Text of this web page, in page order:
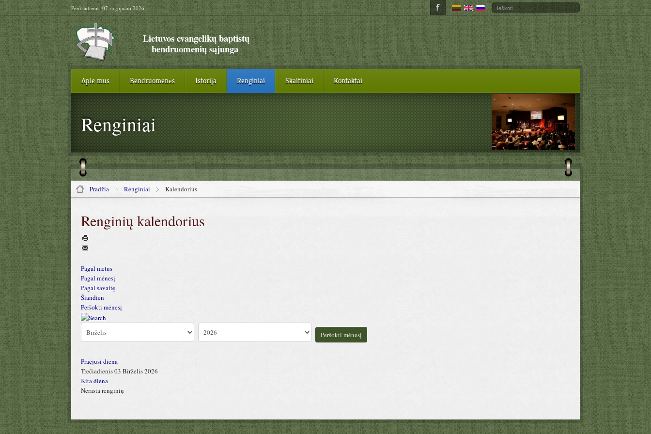
Penktadienis, 07 rugpjūčio 2026
Lietuvos evangelikų baptistų
bendruomenių sąjunga
Apie mus Bendruomenės Istorija Renginiai Skaitiniai Kontaktai
Renginiai
Pradžia Renginiai Kalendorius
Renginių kalendorius
Pagal metus
Pagal mėnesį
Pagal savaitę
Šiandien
Peršokti mėnesį
Peršokti mėnesį
Praėjusi diena
Trečiadienis 03 Birželis 2026
Kita diena
Nerasta renginių